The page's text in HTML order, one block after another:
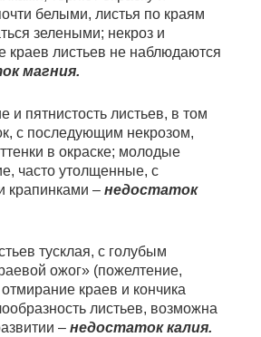
белыми, листья по краям
зелеными; некроз и
краев листьев не наблюдаются
магния.
и пятнистость листьев, в том
с последующим некрозом,
в окраске; молодые
часто утолщенные, с
крапинками – недостаток
тусклая, с голубым
ожог» (пожелтение,
краев и кончика
листьев, возможна
– недостаток калия.